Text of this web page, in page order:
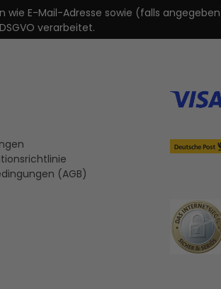
wie E-Mail-Adresse sowie (falls
verarbeitet.
(AGB)